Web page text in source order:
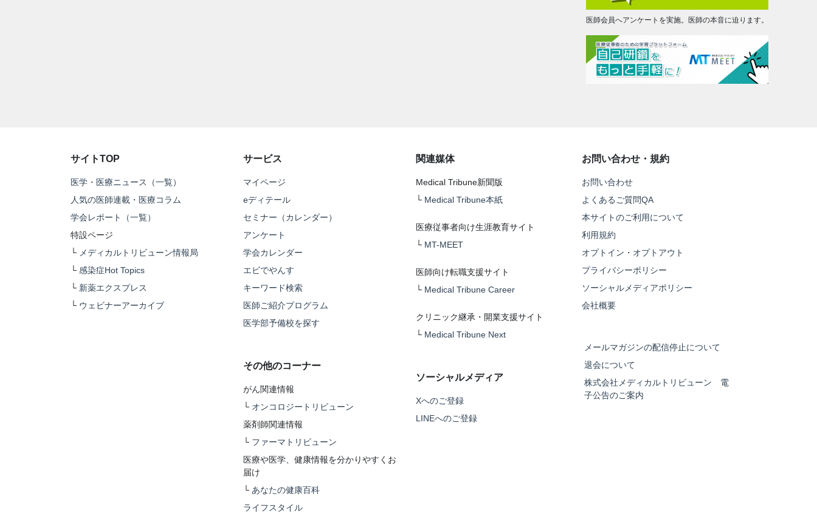
医師会員へアンケートを実施。医師の本音に迫ります。
サイトTOP
医学・医療ニュース（一覧）
人気の医師連載・医療コラム
学会レポート（一覧）
特設ページ
└ メディカルトリビューン情報局
└ 感染症Hot Topics
└ 新薬エクスプレス
└ ウェビナーアーカイブ
サービス
マイページ
eディテール
セミナー（カレンダー）
アンケート
学会カレンダー
エビでやんす
キーワード検索
医師ご紹介プログラム
医学部予備校を探す
その他のコーナー
がん関連情報
└ オンコロジートリビューン
薬剤師関連情報
└ ファーマトリビューン
医療や医学、健康情報を分かりやすくお
届け
└ あなたの健康百科
ライフスタイル
関連媒体
Medical Tribune新聞版
└ Medical Tribune本紙
医療従事者向け生涯教育サイト
└ MT-MEET
医師向け転職支援サイト
└ Medical Tribune Career
クリニック継承・開業支援サイト
└ Medical Tribune Next
ソーシャルメディア
Xへのご登録
LINEへのご登録
お問い合わせ・規約
お問い合わせ
よくあるご質問QA
本サイトのご利用について
利用規約
オプトイン・オプトアウト
プライバシーポリシー
ソーシャルメディアポリシー
会社概要
メールマガジンの配信停止について
退会について
株式会社メディカルトリビューン 電
子公告のご案内